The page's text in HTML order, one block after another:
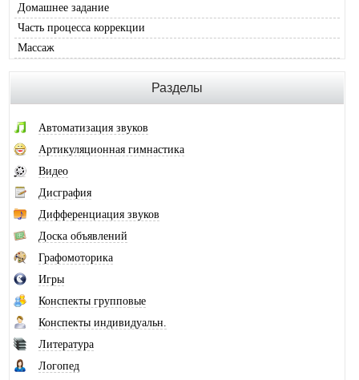
Домашнее задание
Часть процесса коррекции
Массаж
Разделы
Автоматизация звуков
Артикуляционная гимнастика
Видео
Дисграфия
Дифференциация звуков
Доска объявлений
Графомоторика
Игры
Конспекты групповые
Конспекты индивидуальн.
Литература
Логопед